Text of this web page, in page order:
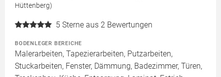
Hüttenberg)
5 Sterne aus 2 Bewertungen
BODENLEGER BEREICHE
Malerarbeiten, Tapezierarbeiten, Putzarbeiten,
Stuckarbeiten, Fenster, Dämmung, Badezimmer, Türen,